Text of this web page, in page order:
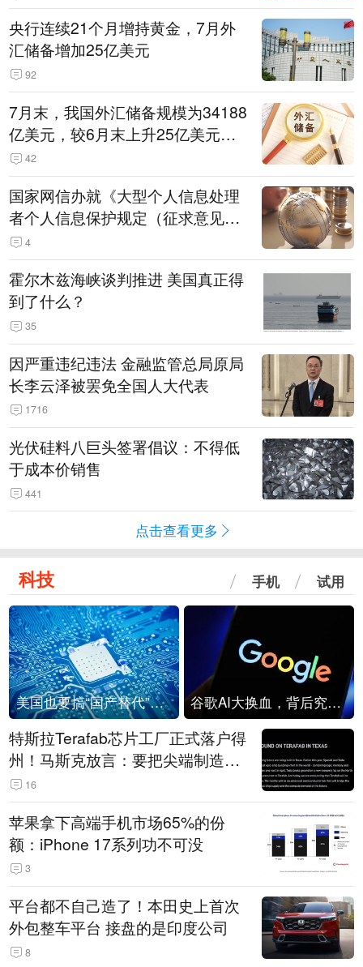
央行连续21个月增持黄金，7月外
汇储备增加25亿美元
92
7月末，我国外汇储备规模为34188
亿美元，较6月末上升25亿美元，
升幅为0.07%
42
国家网信办就《大型个人信息处理
者个人信息保护规定（征求意见
稿）》公开征求意见
4
霍尔木兹海峡谈判推进 美国真正得
到了什么？
35
因严重违纪违法 金融监管总局原局
长李云泽被罢免全国人大代表
1716
光伏硅料八巨头签署倡议：不得低
于成本价销售
441
点击查看更多
科技 手机 试用
美国也要搞“国产替代”？先算清三笔账 谷歌AI大换血，背后究竟发生了什么？
特斯拉Terafab芯片工厂正式落户得
州！马斯克放言：要把尖端制造带
回美国
16
苹果拿下高端手机市场65%的份
额：iPhone 17系列功不可没
3
平台都不自己造了！本田史上首次
外包整车平台 接盘的是印度公司
8